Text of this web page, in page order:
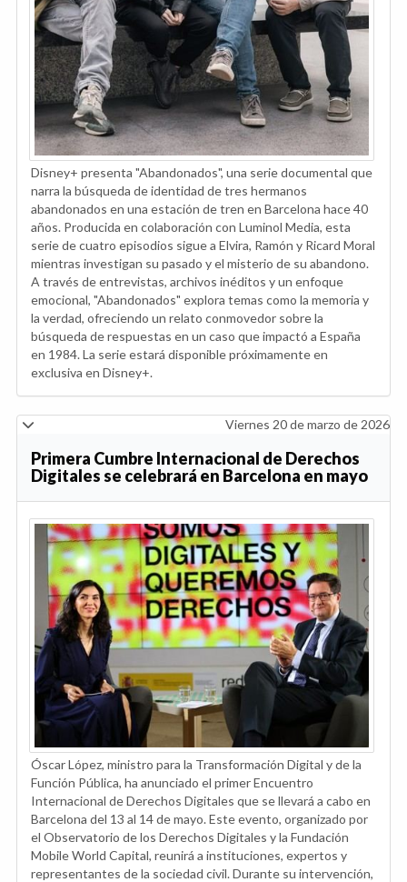
Disney+ presenta "Abandonados", una serie documental que
narra la búsqueda de identidad de tres hermanos
abandonados en una estación de tren en Barcelona hace 40
años. Producida en colaboración con Luminol Media, esta
serie de cuatro episodios sigue a Elvira, Ramón y Ricard Moral
mientras investigan su pasado y el misterio de su abandono.
A través de entrevistas, archivos inéditos y un enfoque
emocional, "Abandonados" explora temas como la memoria y
la verdad, ofreciendo un relato conmovedor sobre la
búsqueda de respuestas en un caso que impactó a España
en 1984. La serie estará disponible próximamente en
exclusiva en Disney+.
Viernes 20 de marzo de 2026
Primera Cumbre Internacional de Derechos
Digitales se celebrará en Barcelona en mayo
Óscar López, ministro para la Transformación Digital y de la
Función Pública, ha anunciado el primer Encuentro
Internacional de Derechos Digitales que se llevará a cabo en
Barcelona del 13 al 14 de mayo. Este evento, organizado por
el Observatorio de los Derechos Digitales y la Fundación
Mobile World Capital, reunirá a instituciones, expertos y
representantes de la sociedad civil. Durante su intervención,